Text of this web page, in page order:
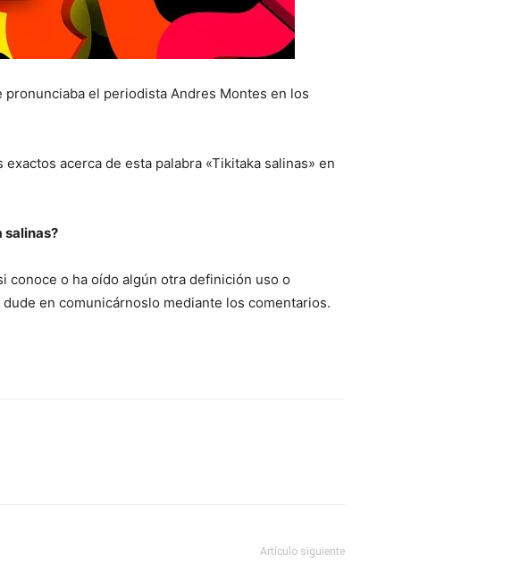
el periodista Andres Montes en los
acerca de esta palabra «Tikitaka salinas» en
salinas?
o ha oído algún otra definición uso o
en comunicárnoslo mediante los comentarios.
Artículo siguiente